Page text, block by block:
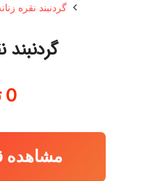
گردنبند نقره
0
مشاهده